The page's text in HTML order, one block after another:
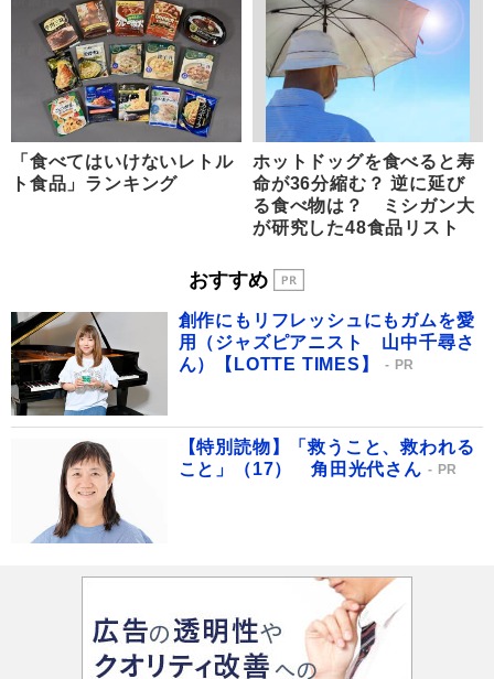
「食べてはいけないレトル
ト食品」ランキング
ホットドッグを食べると寿
命が36分縮む？ 逆に延び
る食べ物は？ ミシガン大
が研究した48食品リスト
おすすめ
創作にもリフレッシュにもガムを愛
用（ジャズピアニスト 山中千尋さ
ん）【LOTTE TIMES】
PR
【特別読物】「救うこと、救われる
こと」（17） 角田光代さん
PR